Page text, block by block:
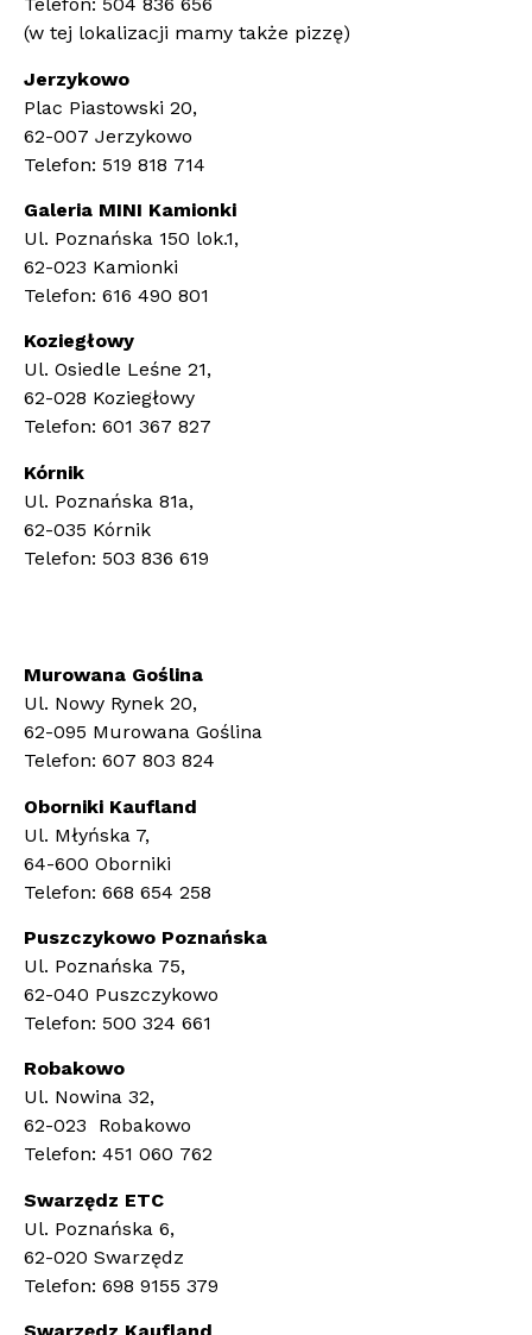
(w tej lokalizacji mamy także pizzę)
Jerzykowo
Plac Piastowski 20,
62-007 Jerzykowo
Telefon: 519 818 714
Galeria MINI Kamionki
Ul. Poznańska 150 lok.1,
62-023 Kamionki
Telefon: 616 490 801
Koziegłowy
Ul. Osiedle Leśne 21,
62-028 Koziegłowy
Telefon: 601 367 827
Kórnik
Ul. Poznańska 81a,
62-035 Kórnik
Telefon: 503 836 619
Murowana Goślina
Ul. Nowy Rynek 20,
62-095 Murowana Goślina
Telefon: 607 803 824
Oborniki Kaufland
Ul. Młyńska 7,
64-600 Oborniki
Telefon: 668 654 258
Puszczykowo Poznańska
Ul. Poznańska 75,
62-040 Puszczykowo
Telefon: 500 324 661
Robakowo
Ul. Nowina 32,
62-023 Robakowo
Telefon: 451 060 762
Swarzędz ETC
Ul. Poznańska 6,
62-020 Swarzędz
Telefon: 698 9155 379